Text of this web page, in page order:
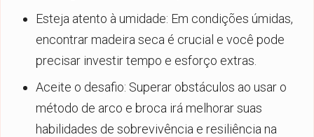
Esteja atento à umidade: Em condições úmidas,
encontrar madeira seca é crucial e você pode
precisar investir tempo e esforço extras.
Aceite o desafio: Superar obstáculos ao usar o
método de arco e broca irá melhorar suas
habilidades de sobrevivência e resiliência na